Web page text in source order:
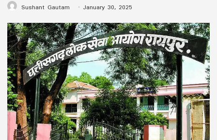
Sushant Gautam January 30, 2025